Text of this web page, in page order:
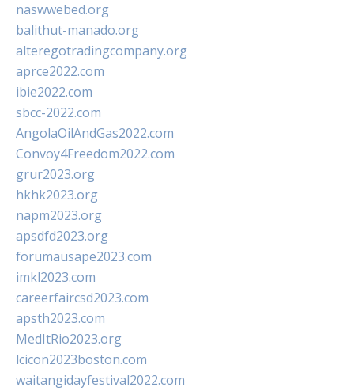
naswwebed.org
balithut-manado.org
alteregotradingcompany.org
aprce2022.com
ibie2022.com
sbcc-2022.com
AngolaOilAndGas2022.com
Convoy4Freedom2022.com
grur2023.org
hkhk2023.org
napm2023.org
apsdfd2023.org
forumausape2023.com
imkl2023.com
careerfaircsd2023.com
apsth2023.com
MedItRio2023.org
lcicon2023boston.com
waitangidayfestival2022.com